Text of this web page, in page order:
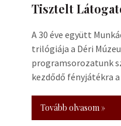
Tisztelt
A 30 éve együtt
trilógiája a Déri
programsorozatunk
kezdődő fényjátékra
Tovább olvasom »